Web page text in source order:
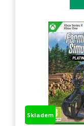
Skladem